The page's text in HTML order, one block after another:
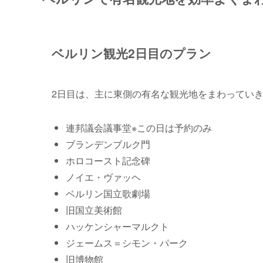
ベルリン観光2日目のプラン
2日目は、主に東側の有名な観光地をまわってい
連邦議会議事堂※この日は予約のみ
ブランデンブルク門
ホロコースト記念碑
ノイエ・ヴァッヘ
ベルリン国立歌劇場
旧国立美術館
ハッケンシャーマルクト
ジェームス＝シモン・パーク
旧博物館